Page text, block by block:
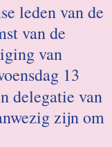
leden van de
van de
van
13
delegatie van
zijn om